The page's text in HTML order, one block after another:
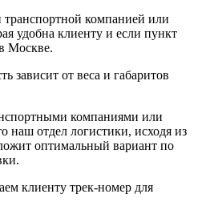
компанией или
удобна клиенту и если пункт
Москве.
зависит от веса и габаритов
компаниями или
наш отдел логистики, исходя из
оптимальный вариант по
клиенту трек-номер для